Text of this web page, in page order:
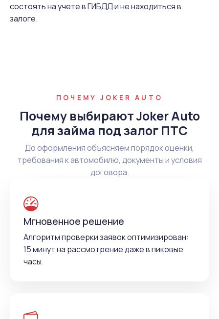
состоять на учете в ГИБДД и не находиться в
залоге.
ПОЧЕМУ JOKER AUTO
Почему выбирают Joker Auto
для займа под залог ПТС
До оформления объясняем порядок оценки,
требования к автомобилю, документы и условия
договора.
Мгновенное решение
Алгоритм проверки заявок оптимизирован:
15 минут на рассмотрение даже в пиковые
часы.